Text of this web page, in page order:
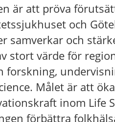
är att pröva
och
samverkar och
stort värde för
forskning,
Målet är att
inom Life
förbättra